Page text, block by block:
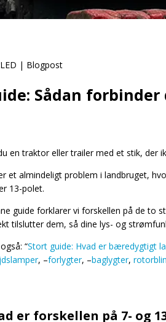
| Blogpost
Sådan
en traktor eller trailer med et stik, der
et almindeligt problem i landbruget,
13-polet.
guide forklarer vi forskellen på de to
tilslutter dem, så dine lys- og
“Stort guide: Hvad er bæredygtigt
, –forlygter, –baglygter,
er forskellen på 7- og